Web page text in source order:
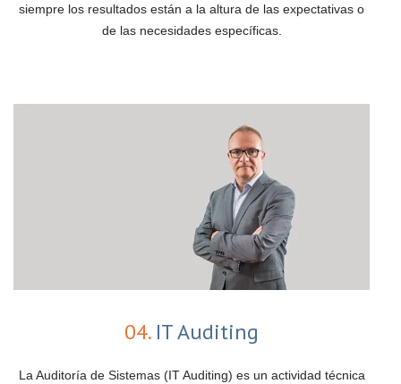
siempre los resultados están a la altura de las expectativas o
de las necesidades específicas.
04.IT Auditing
La Auditoría de Sistemas (IT Auditing) es un actividad técnica